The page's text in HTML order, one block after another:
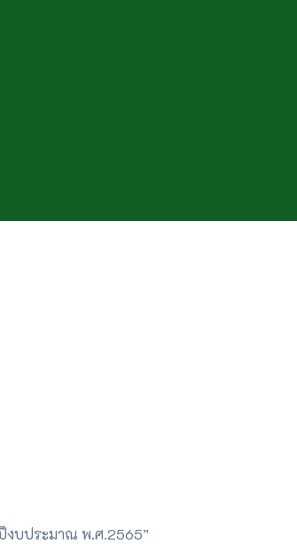
งบประมาณ พ.ศ.2565”